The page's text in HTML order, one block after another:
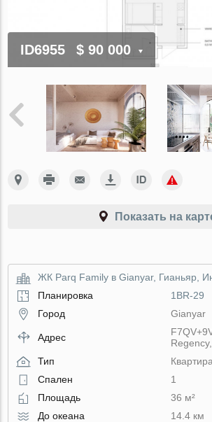
ID6955 $ 90 000
Показать на
ЖК Parq Family в Gianyar, Гианьяр,
Планировка
1BR-29
Город
Gianyar
Адрес
Тип
Квартира
Спален
1
Площадь
36 м²
До океана
14.4 км